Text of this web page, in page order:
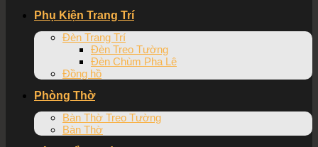
Phụ Kiện Trang Trí
Đèn Trang Trí
Đèn Treo Tường
Đèn Chùm Pha Lê
Đồng hồ
Phòng Thờ
Bàn Thờ Treo Tường
Bàn Thờ